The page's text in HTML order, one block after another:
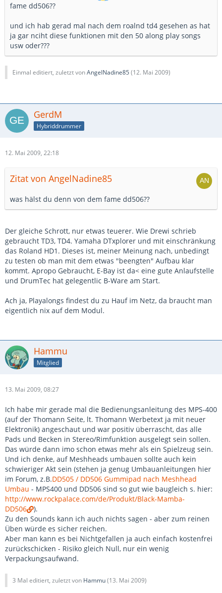
fame dd506??
und ich hab gerad mal nach dem roalnd td4 gesehen as hat
ja gar nciht diese funktionen mit den 50 along play songs
usw oder???
Einmal editiert, zuletzt vonAngelNadine85 (12. Mai 2009)
GerdM
Hybriddrummer
12. Mai 2009, 22:18
Zitat von AngelNadine85
was hälst du denn von dem fame dd506??
Der gleiche Schrott, nur etwas teuerer. Wie Drewi schrieb
gebraucht TD3, TD4. Yamaha DTxplorer und mit einschränkung
das Roland HD1. Dieses ist, meiner Meinung nach, unbedingt
zu testen ob man mit dem etwas "beengten" Aufbau klar
kommt. Apropo Gebraucht, E-Bay ist da< eine gute Anlaufstelle
und DrumTec hat gelegentlic B-Ware am Start.
Ach ja, Playalongs findest du zu Hauf im Netz, da braucht man
eigentlich nix auf dem Modul.
Hammu
Mitglied
13. Mai 2009, 08:27
Ich habe mir gerade mal die Bedienungsanleitung des MPS-400
(auf der Thomann Seite, lt. Thomann Werbetext ja mit neuer
Elektronik) angeschaut und war positiv überrascht, das alle
Pads und Becken in Stereo/Rimfunktion ausgelegt sein sollen.
Das würde dann imo schon etwas mehr als ein Spielzeug sein.
Und ich denke, auf Meshheads umbauen sollte auch kein
schwieriger Akt sein (stehen ja genug Umbauanleitungen hier
im Forum, z.B.DD505 / DD506 Gummipad nach Meshhead
Umbau - MPS400 und DD506 sind so gut wie baugleich s. hier:
http://www.rockpalace.com/de/Produkt/Black-Mamba-
DD506
).
Zu den Sounds kann ich auch nichts sagen - aber zum reinen
Üben würde es sicher reichen.
Aber man kann es bei Nichtgefallen ja auch einfach kostenfrei
zurückschicken - Risiko gleich Null, nur ein wenig
Verpackungsaufwand.
3 Mal editiert, zuletzt von Hammu(13. Mai 2009)